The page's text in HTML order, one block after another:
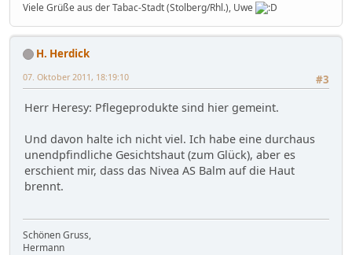
Viele Grüße aus der Tabac-Stadt (Stolberg/Rhl.), Uwe
H. Herdick
#3
07. Oktober 2011, 18:19:10
Herr Heresy: Pflegeprodukte sind hier gemeint.
Und davon halte ich nicht viel. Ich habe eine durchaus
unendpfindliche Gesichtshaut (zum Glück), aber es
erschient mir, dass das Nivea AS Balm auf die Haut
brennt.
Schönen Gruss,
Hermann